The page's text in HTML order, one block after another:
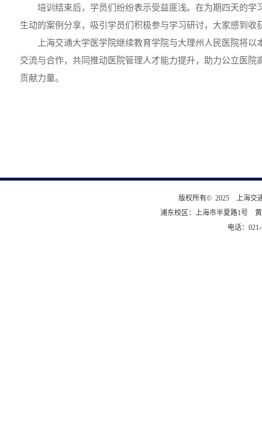
版权所有© 2025 上海交
浦东校区：上海市半夏路1号
电话：
培训结束后，学员们纷纷表示受益匪浅。在为期四天的学
生动的案例分享，吸引学员们积极参与学习研讨，大家感到收
上海交通大学医学院继续教育学院与大理州人民医院将
交流与合作，共同推动医院管理人才能力提升，助力公立医院
贡献力量。